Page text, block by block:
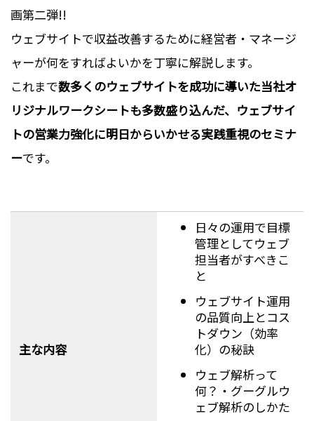
画第二弾!!
ウェブサイトで収益改善するために経営者・マネージ
ャーが何をすればよいかを丁寧に解説します。
これまで数多くのウェブサイトを成功に導いた当社オ
リジナルワークシートも多数盛り込んだ、ウェブサイ
トの営業力強化に明日からいかせる実践重視のセミナ
ーです。
主な内容
日々の運用で目標
管理としてウェブ
担当者がすべきこ
と
ウェブサイト運用
の品質向上とコス
トダウン（効率
化）の秘訣
ウェブ解析って
何？・グーグルウ
ェブ解析のしかた